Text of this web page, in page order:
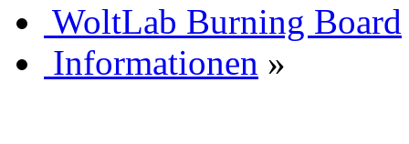
WoltLab Burning Board
Informationen »